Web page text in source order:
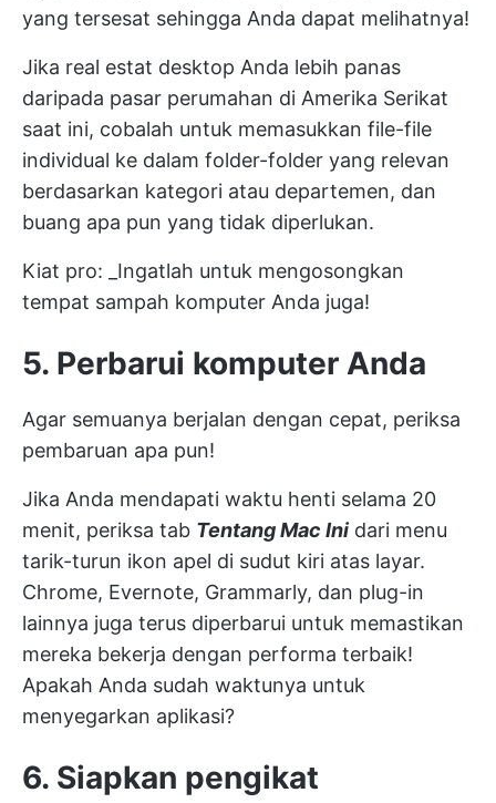
yang tersesat sehingga Anda dapat melihatnya!
Jika real estat desktop Anda lebih panas
daripada pasar perumahan di Amerika Serikat
saat ini, cobalah untuk memasukkan file-file
individual ke dalam folder-folder yang relevan
berdasarkan kategori atau departemen, dan
buang apa pun yang tidak diperlukan.
Kiat pro: _Ingatlah untuk mengosongkan
tempat sampah komputer Anda juga!
5. Perbarui komputer Anda
Agar semuanya berjalan dengan cepat, periksa
pembaruan apa pun!
Jika Anda mendapati waktu henti selama 20
menit, periksa tab Tentang Mac Ini dari menu
tarik-turun ikon apel di sudut kiri atas layar.
Chrome, Evernote, Grammarly, dan plug-in
lainnya juga terus diperbarui untuk memastikan
mereka bekerja dengan performa terbaik!
Apakah Anda sudah waktunya untuk
menyegarkan aplikasi?
6. Siapkan pengikat